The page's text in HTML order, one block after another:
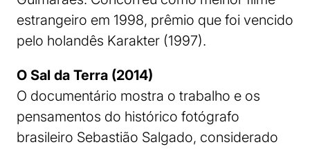
estrangeiro em 1998, prêmio que foi vencido
pelo holandês Karakter (1997).
O Sal da Terra (2014)
O documentário mostra o trabalho e os
pensamentos do histórico fotógrafo
brasileiro Sebastião Salgado, considerado